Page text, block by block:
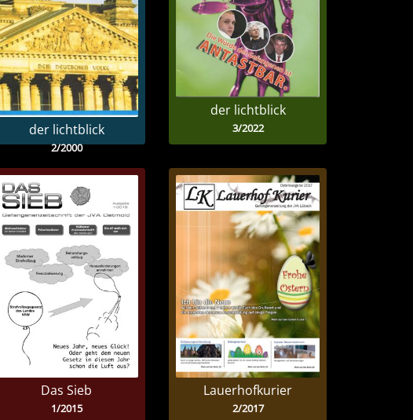
der lichtblick
2/2000
der lichtblick
3/2022
Das Sieb
1/2015
Lauerhofkurier
2/2017